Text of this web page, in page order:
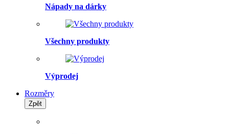
Nápady na dárky
Všechny produkty
Výprodej
Rozměry
Zpět